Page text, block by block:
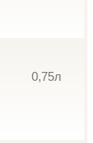
0,75л